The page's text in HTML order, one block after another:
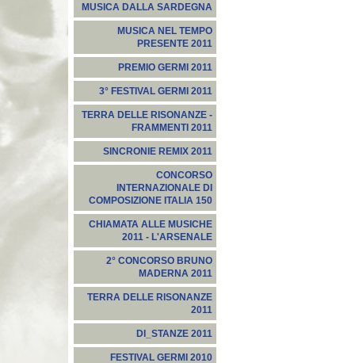
MUSICA DALLA SARDEGNA
MUSICA NEL TEMPO
PRESENTE 2011
PREMIO GERMI 2011
3° FESTIVAL GERMI 2011
TERRA DELLE RISONANZE -
FRAMMENTI 2011
SINCRONIE REMIX 2011
CONCORSO
INTERNAZIONALE DI
COMPOSIZIONE ITALIA 150
CHIAMATA ALLE MUSICHE
2011 - L'ARSENALE
2° CONCORSO BRUNO
MADERNA 2011
TERRA DELLE RISONANZE
2011
DI_STANZE 2011
FESTIVAL GERMI 2010